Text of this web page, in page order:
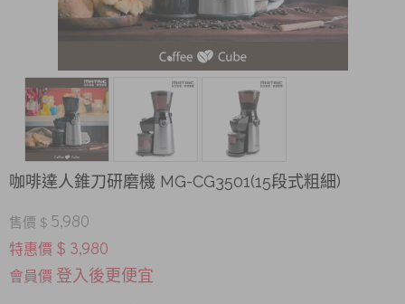
咖啡達人錐刀研磨機 MG-CG3501(15段式粗細)
售價 $ 5,980
特惠價 $ 3,980
會員價 登入後更便宜